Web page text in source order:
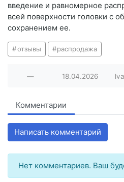
введение и равномерное
всей поверхности головки с
сохранением ее.
отзывы распродажа
— 18.04.2026
Комментарии
Написать комментарий
Нет комментариев. Ваш